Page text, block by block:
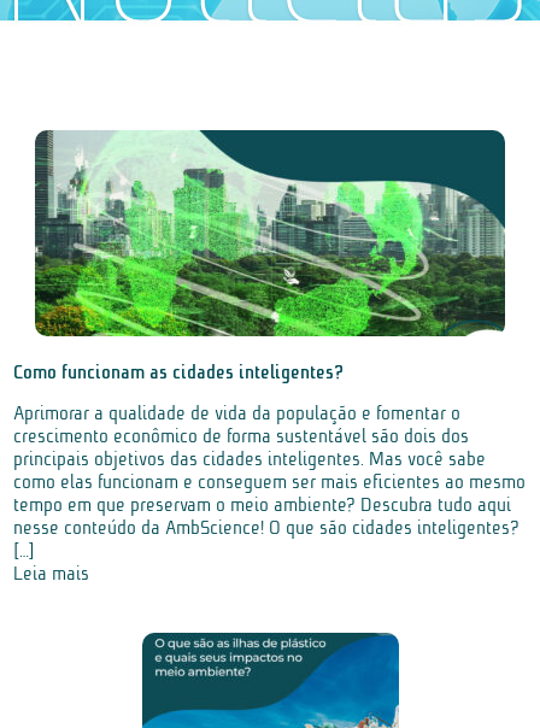
Como funcionam as cidades inteligentes?
Aprimorar a qualidade de vida da população e fomentar o
crescimento econômico de forma sustentável são dois dos
principais objetivos das cidades inteligentes. Mas você sabe
como elas funcionam e conseguem ser mais eficientes ao mesmo
tempo em que preservam o meio ambiente? Descubra tudo aqui
nesse conteúdo da AmbScience! O que são cidades inteligentes?
[…]
Leia mais